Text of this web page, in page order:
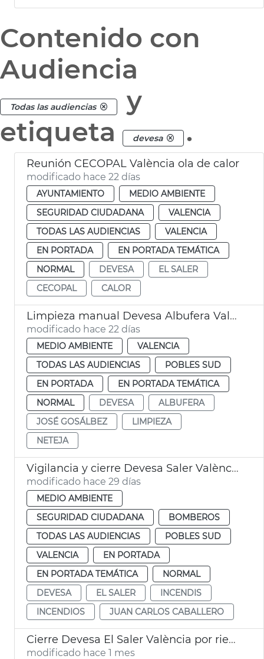
Contenido con
Audiencia
Todas las audiencias
y
etiqueta
devesa .
Reunión CECOPAL València ola de calor
modificado hace 22 días
AYUNTAMIENTO
MEDIO AMBIENTE
SEGURIDAD CIUDADANA
VALENCIA
TODAS LAS AUDIENCIAS
VALENCIA
EN PORTADA
EN PORTADA TEMÁTICA
NORMAL
DEVESA
EL SALER
CECOPAL
CALOR
Limpieza manual Devesa Albufera València
modificado hace 22 días
MEDIO AMBIENTE
VALENCIA
TODAS LAS AUDIENCIAS
POBLES SUD
EN PORTADA
EN PORTADA TEMÁTICA
NORMAL
DEVESA
ALBUFERA
JOSÉ GOSÁLBEZ
LIMPIEZA
NETEJA
Vigilancia y cierre Devesa Saler València por calor
modificado hace 29 días
MEDIO AMBIENTE
SEGURIDAD CIUDADANA
BOMBEROS
TODAS LAS AUDIENCIAS
POBLES SUD
VALENCIA
EN PORTADA
EN PORTADA TEMÁTICA
NORMAL
DEVESA
EL SALER
INCENDIS
INCENDIOS
JUAN CARLOS CABALLERO
Cierre Devesa El Saler València por riesgo incendios
modificado hace 1 mes